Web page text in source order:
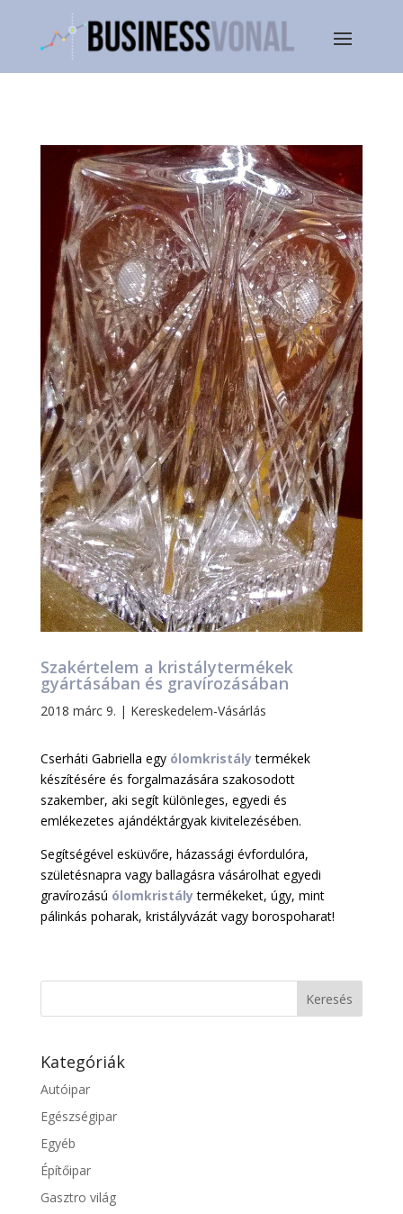
Szakértelem a kristálytermékek
gyártásában és gravírozásában
2018 márc 9. | Kereskedelem-Vásárlás
Cserháti Gabriella egy ólomkristály termékek
készítésére és forgalmazására szakosodott
szakember, aki segít különleges, egyedi és
emlékezetes ajándéktárgyak kivitelezésében.
Segítségével esküvőre, házassági évfordulóra,
születésnapra vagy ballagásra vásárolhat egyedi
gravírozású ólomkristálytermékeket, úgy, mint
pálinkás poharak, kristályvázát vagy borospoharat!
Kategóriák
Autóipar
Egészségipar
Egyéb
Építőipar
Gasztro világ